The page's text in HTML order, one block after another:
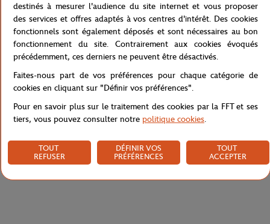
Livraison et retours
destinés à mesurer l'audience du site internet et vous proposer
des services et offres adaptés à vos centres d'intérêt. Des cookies
fonctionnels sont également déposés et sont nécessaires au bon
fonctionnement du site. Contrairement aux cookies évoqués
précédemment, ces derniers ne peuvent être désactivés.
Faites-nous part de vos préférences pour chaque catégorie de
cookies en cliquant sur "Définir vos préférences".
Pour en savoir plus sur le traitement des cookies par la FFT et ses
tiers, vous pouvez consulter notre politique cookies.
TOUT
REFUSER
DÉFINIR VOS
PRÉFÉRENCES
TOUT
ACCEPTER